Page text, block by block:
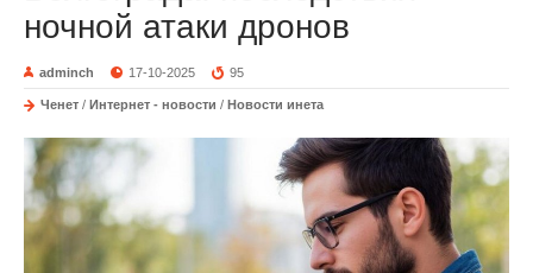
ночной атаки дронов
adminch 17-10-2025 95
Ченет / Интернет - новости / Новости инета